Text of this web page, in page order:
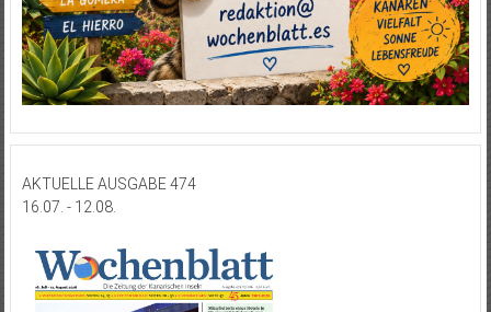
AKTUELLE AUSGABE 474
16.07. - 12.08.